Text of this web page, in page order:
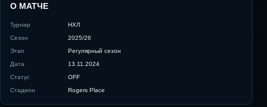
О МАТЧЕ
Турнир
НХЛ
Сезон
2025/26
Этап
Регулярный сезон
Дата
13.11.2024
Статус
OFF
Стадион
Rogers Place